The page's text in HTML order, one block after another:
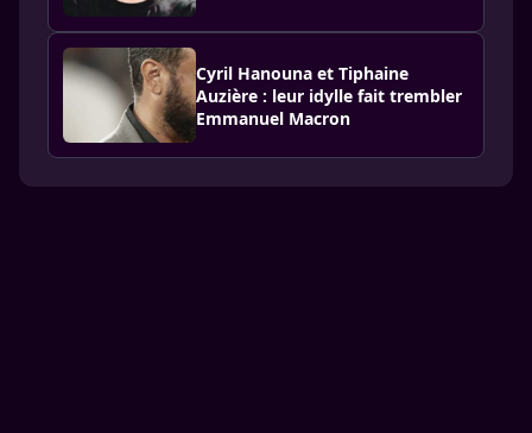
Cyril Hanouna et Tiphaine
Auzière : leur idylle fait trembler
Emmanuel Macron